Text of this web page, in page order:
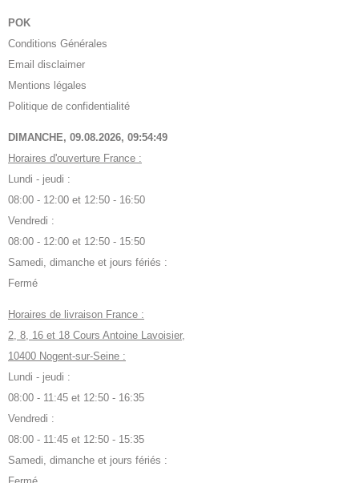
POK
Conditions Générales
Email disclaimer
Mentions légales
Politique de confidentialité
DIMANCHE, 09.08.2026, 09:54:50
Horaires d'ouverture France :
Lundi - jeudi :
08:00 - 12:00 et 12:50 - 16:50
Vendredi :
08:00 - 12:00 et 12:50 - 15:50
Samedi, dimanche et jours fériés :
Fermé
Horaires de livraison France :
2, 8, 16 et 18 Cours Antoine Lavoisier,
10400 Nogent-sur-Seine :
Lundi - jeudi :
08:00 - 11:45 et 12:50 - 16:35
Vendredi :
08:00 - 11:45 et 12:50 - 15:35
Samedi, dimanche et jours fériés :